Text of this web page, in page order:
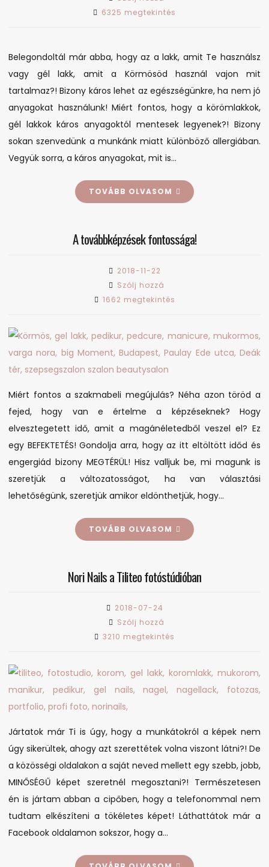
Belegondoltál
,
hogy
milyen
káros
anyagokat
tartalmaz
a
6325 megtekintés
Belegondoltál már abba, hogy az a lakk, amit Te használsz
vagy gél lakk, amit a Körmösöd használ vajon mit
tartalmaz?! Bizony káros lehet az egészségünkre, ha nem jó
anyagokat használunk! Miért fontos, hogy a körömlakkok,
gél lakkok káros anyagoktól mentesek legyenek?! Bizony
sokan szenvedünk a munkánk miatt különböző allergiában.
Vegyük sorra, a káros anyagokat, mit is…
TOVÁBB OLVASOM
A továbbképzések fontossága!
2018-11-22
Szólj hozzá
A
1662 megtekintés
Miért fontos a szakmabeli megújulás? Néha azon töröd a
fejed, hogy van e értelme a képzéseknek? Hogy
elvesztegetett idő, amit a magánéletedből veszel el? Ez
egy BEFEKTETÉS! Gondolja arra, hogy az itt eltöltött időd és
engergiád bizony MEGTÉRÜL! Hisz valljuk be, mi magunk is
szeretjük a változatosságot, ha van választási
lehetőségünk, szeretjük amikor eldönthetjük, hogy…
TOVÁBB OLVASOM
Nori Nails a Tiliteo fotóstúdióban
2018-07-24
Szólj hozzá
Nori
Tiliteo
fotóstúdióban
3210 megtekintés
Jártatok már Ti is úgy, hogy a munkátokról a képek nem
úgy sikerültek, ahogy azt szerettétek volna viszont látni?! De
a közösségi oldalakon a saját neved mellett egy szebb, jobb,
MINŐSÉGŰ képet szeretnél megosztani?! Természetesen
én is jártam abban a cipőben, hogy a telefonommal nem
tudtam elkészíteni a tökéletes képet! Láthattátok már a
Facebook oldalamon sokszor, hogy a…